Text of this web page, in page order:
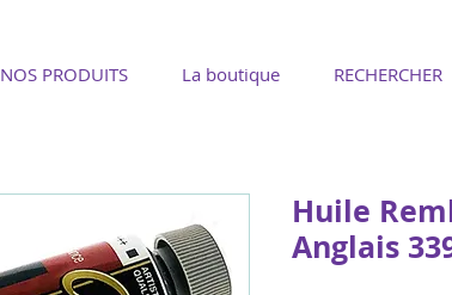
NOS PRODUITS La boutique RECHERCHER
Huile
Anglais